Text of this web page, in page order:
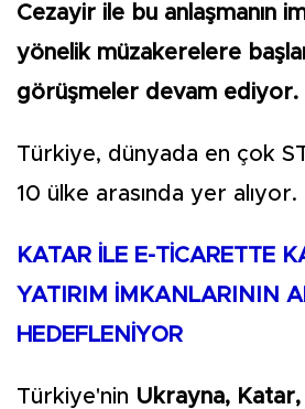
Cezayir ile bu anlaşmanın
yönelik müzakerelere
görüşmeler devam ediyor.
Türkiye, dünyada en çok
10 ülke arasında yer alıyor.
KATAR İLE E-TİCARETTE
YATIRIM İMKANLARININ
HEDEFLENİYOR
Türkiye'nin Ukrayna,